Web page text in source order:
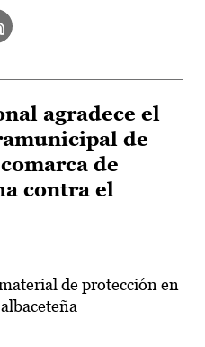
agradece el
de
de
contra el
de protección en